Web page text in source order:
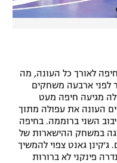
לאורך כל העונה, מה
לפני ארבעה משחקים
מגיעה חיפה מעט
העונה את עפולה מתוך
השני ברוממה. בחיפה
במשחק ההישארות של
ג'קינן גאנט צפוי להמשיך
פינקני לא ברורות